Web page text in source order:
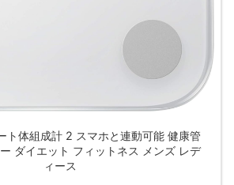
ト体組成計 2 スマホと連動可能 健康管
ダイエット フィットネス メンズ レデ
ィース